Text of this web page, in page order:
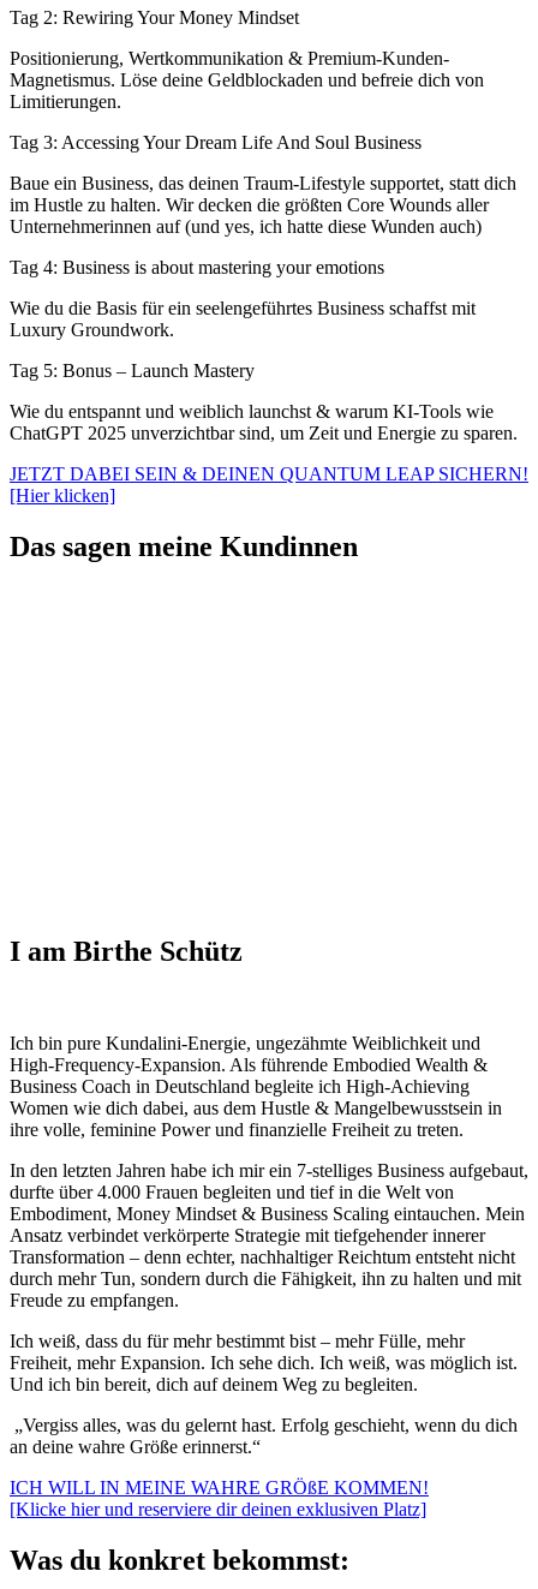
Tag 2: Rewiring Your Money Mindset
Positionierung, Wertkommunikation & Premium-Kunden-
Magnetismus. Löse deine Geldblockaden und befreie dich von
Limitierungen.
Tag 3: Accessing Your Dream Life And Soul Business
Baue ein Business, das deinen Traum-Lifestyle supportet, statt dich
im Hustle zu halten. Wir decken die größten Core Wounds aller
Unternehmerinnen auf (und yes, ich hatte diese Wunden auch)
Tag 4: Business is about mastering your emotions
Wie du die Basis für ein seelengeführtes Business schaffst mit
Luxury Groundwork.
Tag 5: Bonus – Launch Mastery
Wie du entspannt und weiblich launchst & warum KI-Tools wie
ChatGPT 2025 unverzichtbar sind, um Zeit und Energie zu sparen.
JETZT DABEI SEIN & DEINEN QUANTUM LEAP SICHERN!
[Hier klicken]
Das sagen meine Kundinnen
I am Birthe Schütz
Ich bin pure Kundalini-Energie, ungezähmte Weiblichkeit und
High-Frequency-Expansion. Als führende Embodied Wealth &
Business Coach in Deutschland begleite ich High-Achieving
Women wie dich dabei, aus dem Hustle & Mangelbewusstsein in
ihre volle, feminine Power und finanzielle Freiheit zu treten.
In den letzten Jahren habe ich mir ein 7-stelliges Business aufgebaut,
durfte über 4.000 Frauen begleiten und tief in die Welt von
Embodiment, Money Mindset & Business Scaling eintauchen. Mein
Ansatz verbindet verkörperte Strategie mit tiefgehender innerer
Transformation – denn echter, nachhaltiger Reichtum entsteht nicht
durch mehr Tun, sondern durch die Fähigkeit, ihn zu halten und mit
Freude zu empfangen.
Ich weiß, dass du für mehr bestimmt bist – mehr Fülle, mehr
Freiheit, mehr Expansion. Ich sehe dich. Ich weiß, was möglich ist.
Und ich bin bereit, dich auf deinem Weg zu begleiten.
„Vergiss alles, was du gelernt hast. Erfolg geschieht, wenn du dich
an deine wahre Größe erinnerst.“
ICH WILL IN MEINE WAHRE GRÖßE KOMMEN!
[Klicke hier und reserviere dir deinen exklusiven Platz]
Was du konkret bekommst: